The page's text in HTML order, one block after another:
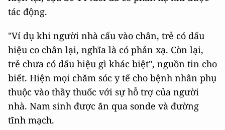
tác động.
"Ví dụ khi người nhà cấu vào chân, trẻ có dấu
hiệu co chân lại, nghĩa là có phản xạ. Còn lại,
trẻ chưa có dấu hiệu gì khác biệt", nguồn tin cho
biết. Hiện mọi chăm sóc y tế cho bệnh nhân phụ
thuộc vào thầy thuốc với sự hỗ trợ của người
nhà. Nam sinh được ăn qua sonde và đường
tĩnh mạch.